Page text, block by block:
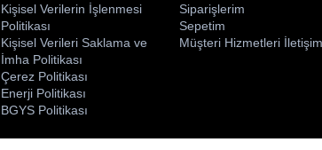
Kişisel Verilerin İşlenmesi
Politikası
Kişisel Verileri Saklama ve
İmha Politikası
Çerez Politikası
Enerji Politikası
BGYS Politikası
Siparişlerim
Sepetim
Müşteri Hizmetleri İletişim